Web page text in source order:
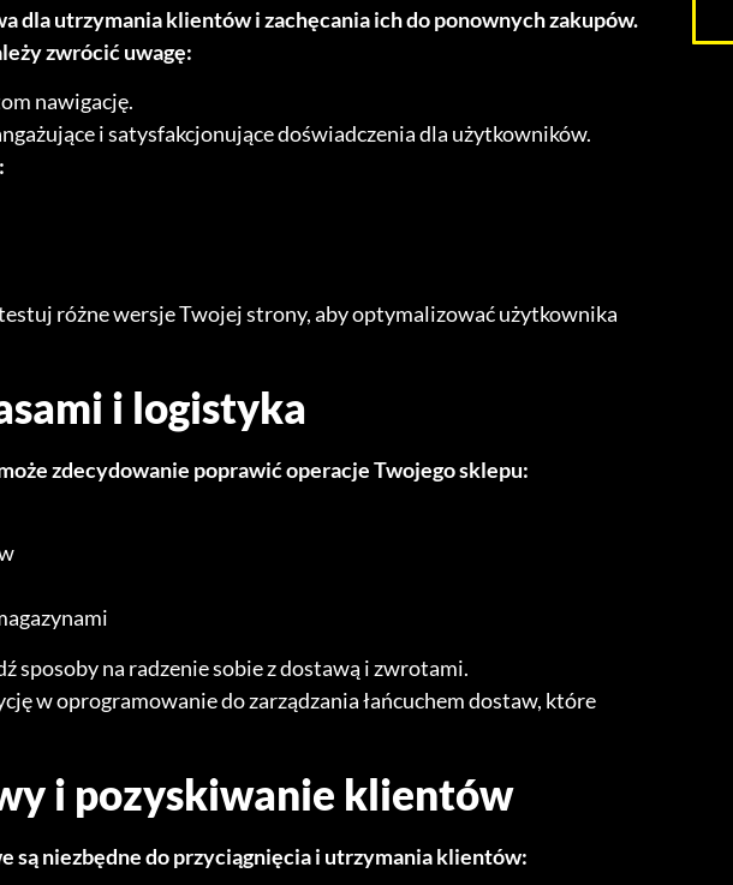
dla utrzymania klientów i zachęcania ich do ponownych zakupów.
zwrócić uwagę:
nawigację.
i satysfakcjonujące doświadczenia dla użytkowników.
różne wersje Twojej strony, aby optymalizować użytkownika
i logistyka
zdecydowanie poprawić operacje Twojego sklepu:
sposoby na radzenie sobie z dostawą i zwrotami.
w oprogramowanie do zarządzania łańcuchem dostaw, które
i pozyskiwanie klientów
są niezbędne do przyciągnięcia i utrzymania klientów: